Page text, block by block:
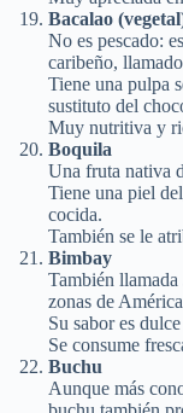
Bacalao
No es pescado:
caribeño, llamado
Tiene una pulpa
sustituto del
Muy nutritiva y
Boquila
Una fruta nativa
Tiene una piel
cocida.
También se le
Bimbay
También llamada
zonas de
Su sabor es
Se consume
Buchu
Aunque más